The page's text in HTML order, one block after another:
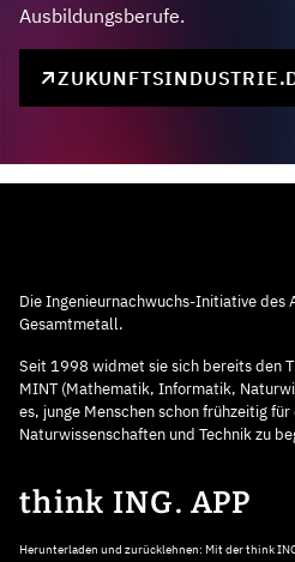
Ausbildungsberufe.
Die Ingenieurnachwuchs-Initiative des
Gesamtmetall.
Seit 1998 widmet sie sich bereits den
MINT (Mathematik, Informatik,
es, junge Menschen schon frühzeitig
Naturwissenschaften und Technik zu
think ING. APP
Herunterladen und zurücklehnen: Mit der think